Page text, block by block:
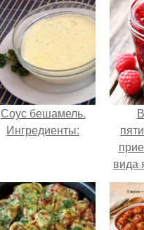
Соус бешамель.
Ингредиенты:
вида
все